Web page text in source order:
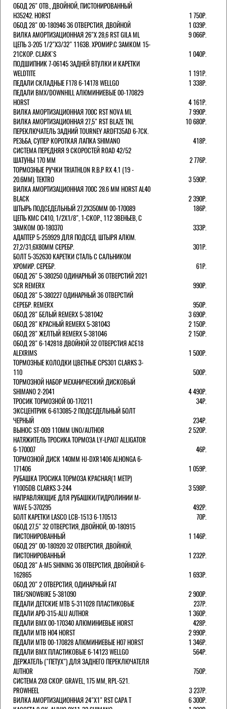
ОБОД 26" ОТВ., ДВОЙНОЙ, ПИСТОНИРОВАННЫЙ
H35242. HORST
1 750Р.
ОБОД 28" 00-180946 36 ОТВЕРСТИЯ, ДВОЙНОЙ
1 039Р.
ВИЛКА АМОРТИЗАЦИОННАЯ 26"Х 28,6 RST GILA ML
9 066Р.
ЦЕПЬ 3-205 1/2"X3/32" 116ЗВ. ХРОМИР.С ЗАМКОМ 15-
21СКОР. CLARK`S
1 040Р.
ПОДШИПНИК 7-06145 ЗАДНЕЙ ВТУЛКИ И КАРЕТКИ
WELDTITE
1 191Р.
ПЕДАЛИ СКЛАДНЫЕ F178 6-14178 WELLGO
1 338Р.
ПЕДАЛИ BMX/DOWNHILL АЛЮМИНИЕВЫЕ 00-170829
HORST
4 161Р.
ВИЛКА АМОРТИЗАЦИОННАЯ 700С RST NOVA ML
7 990Р.
ВИЛКА АМОРТИЗАЦИОННАЯ 27,5" RST BLAZE TNL
10 680Р.
ПЕРЕКЛЮЧАТЕЛЬ ЗАДНИЙ TOURNEY ARDFT35AD 6-7СК.
РЕЗЬБА, СУПЕР КОРОТКАЯ ЛАПКА SHIMANO
418Р.
СИСТЕМА ПЕРЕДНЯЯ 9 СКОРОСТЕЙ ROAD 42/52
ШАТУНЫ 170 ММ
2 776Р.
ТОРМОЗНЫЕ РУЧКИ TRIATHLON R.B.P RX 4.1 (19 -
20.6ММ). TEKTRO
3 590Р.
ВИЛКА АМОРТИЗАЦИОННАЯ 700C 28.6 ММ HORST AL40
BLACK
2 390Р.
ШТЫРЬ ПОДСЕДЕЛЬНЫЙ 27,2Х350ММ 00-170089
186Р.
ЦЕПЬ KMC C410, 1/2Х1/8", 1-СКОР., 112 ЗВЕНЬЕВ, С
ЗАМКОМ 00-180370
333Р.
АДАПТЕР 5-259929 ДЛЯ ПОДСЕД. ШТЫРЯ АЛЮМ.
27,2/31,6Х80ММ СЕРЕБР.
301Р.
БОЛТ 5-352630 КАРЕТКИ СТАЛЬ С САЛЬНИКОМ
ХРОМИР. СЕРЕБР.
61Р.
ОБОД 26" 5-380250 ОДИНАРНЫЙ 36 ОТВЕРСТИЙ 2021
SCR REMERX
990Р.
ОБОД 28" 5-380227 ОДИНАРНЫЙ 36 ОТВЕРСТИЙ
СЕРЕБР. REMERX
950Р.
ОБОД 28" БЕЛЫЙ REMERX 5-381042
3 690Р.
ОБОД 28" КРАСНЫЙ REMERX 5-381043
2 150Р.
ОБОД 28" ЖЕЛТЫЙ REMERX 5-381046
2 150Р.
ОБОД 28" 6-142818 ДВОЙНОЙ 32 ОТВЕРСТИЯ ACE18
ALEXRIMS
1 500Р.
ТОРМОЗНЫЕ КОЛОДКИ ЦВЕТНЫЕ CPS301 CLARKS 3-
110
500Р.
ТОРМОЗНОЙ НАБОР МЕХАНИЧЕСКИЙ ДИСКОВЫЙ
SHIMANO 2-2041
4 490Р.
ТРОСИК ТОРМОЗНОЙ 00-170211
34Р.
ЭКСЦЕНТРИК 6-613085-2 ПОДСЕДЕЛЬНЫЙ БОЛТ
ЧЕРНЫЙ
234Р.
ВЫНОС ST-009 110ММ UNO/AUTHOR
2 520Р.
НАТЯЖИТЕЛЬ ТРОСИКА ТОРМОЗА LY-LPA07 ALLIGATOR
6-170007
46Р.
ТОРМОЗНОЙ ДИСК 140ММ HJ-DXR1406 ALHONGA 6-
171406
1 059Р.
РУБАШКА ТРОСИКА ТОРМОЗА КРАСНАЯ(1 МЕТР)
Y1005DB CLARKS 3-244
3 598Р.
НАПРАВЛЯЮЩИЕ ДЛЯ РУБАШКИ/ГИДРОЛИНИИ M-
WAVE 5-370295
492Р.
БОЛТ КАРЕТКИ LASCO LCB-1513 6-170513
70Р.
ОБОД 27,5" 32 ОТВЕРСТИЯ, ДВОЙНОЙ, 00-180915
ПИСТОНИРОВАННЫЙ
1 146Р.
ОБОД 29" 00-180920 32 ОТВЕРСТИЯ, ДВОЙНОЙ,
ПИСТОНИРОВАННЫЙ
1 232Р.
ОБОД 28" A-M5 SHINING 36 ОТВЕРСТИЯ, ДВОЙНОЙ 6-
162865
1 693Р.
ОБОД 20" 2 ОТВЕРСТИЯ, ОДИНАРНЫЙ FAT
TIRE/SNOWBIKE 5-381090
2 900Р.
ПЕДАЛИ ДЕТСКИЕ MTB 5-311028 ПЛАСТИКОВЫЕ
237Р.
ПЕДАЛИ APD-315-ALU AUTHOR
1 360Р.
ПЕДАЛИ BMX 00-170340 АЛЮМИНИЕВЫЕ HORST
428Р.
ПЕДАЛИ MTB H04 HORST
2 990Р.
ПЕДАЛИ MTB 00-170828 АЛЮМИНИЕВЫЕ H07 HORST
1 346Р.
ПЕДАЛИ BMX ПЛАСТИКОВЫЕ 6-14123 WELLGO
564Р.
ДЕРЖАТЕЛЬ ("ПЕТУХ") ДЛЯ ЗАДНЕГО ПЕРЕКЛЮЧАТЕЛЯ
AUTHOR
750Р.
СИСТЕМА 2Х8 СКОР. GRAVEL, 175 ММ, RPL-521.
PROWHEEL
3 237Р.
ВИЛКА АМОРТИЗАЦИОННАЯ 24"Х1" RST CAPA Т
6 300Р.